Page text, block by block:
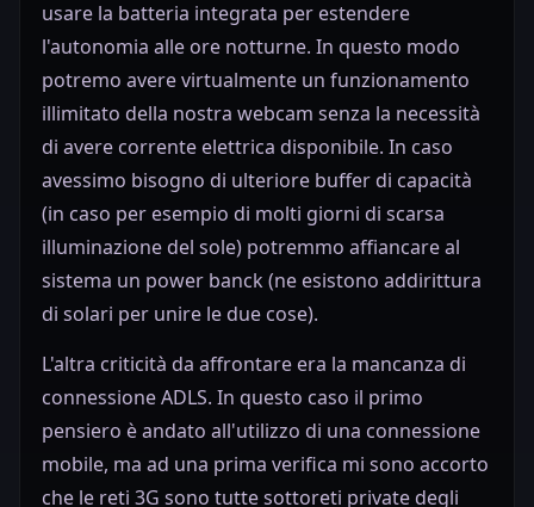
usare la batteria integrata per estendere
l'autonomia alle ore notturne. In questo modo
potremo avere virtualmente un funzionamento
illimitato della nostra webcam senza la necessità
di avere corrente elettrica disponibile. In caso
avessimo bisogno di ulteriore buffer di capacità
(in caso per esempio di molti giorni di scarsa
illuminazione del sole) potremmo affiancare al
sistema un power banck (ne esistono addirittura
di solari per unire le due cose).
L'altra criticità da affrontare era la mancanza di
connessione ADLS. In questo caso il primo
pensiero è andato all'utilizzo di una connessione
mobile, ma ad una prima verifica mi sono accorto
che le reti 3G sono tutte sottoreti private degli